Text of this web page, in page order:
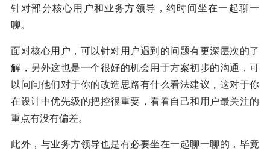
针对部分核心用户和业务方领导，约时间坐在一起聊一
聊。
面对核心用户，可以针对用户遇到的问题有更深层次的了
解，另外这也是一个很好的机会用于方案初步的沟通，可
以问问他们对于你的改造思路有什么看法建议，这对于你
在设计中优先级的把控很重要，看看自己和用户最关注的
重点有没有偏差。
此外，与业务方领导也是有必要坐在一起聊一聊的，毕竟